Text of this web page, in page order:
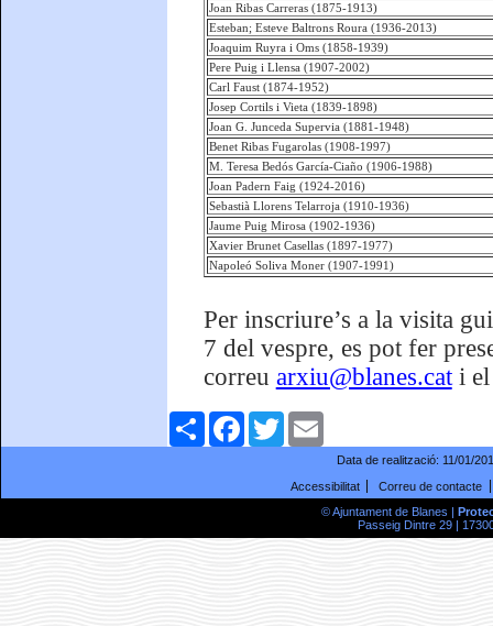
Joan Ribas Carreras (1875-1913)
Esteban; Esteve Baltrons Roura (1936-2013)
Joaquim Ruyra i Oms (1858-1939)
Pere Puig i Llensa (1907-2002)
Carl Faust (1874-1952)
Josep Cortils i Vieta (1839-1898)
Joan G. Junceda Supervia (1881-1948)
Benet Ribas Fugarolas (1908-1997)
M. Teresa Bedós García-Ciaño (1906-1988)
Joan Padern Faig (1924-2016)
Sebastià Llorens Telarroja (1910-1936)
Jaume Puig Mirosa (1902-1936)
Xavier Brunet Casellas (1897-1977)
Napoleó Soliva Moner (1907-1991)
Per inscriure’s a la visita
7 del vespre, es pot fer
correu arxiu@blanes.cati el
ComparteixFacebookTwitter
Data de realització: 11/01/
Accessibilitat
Correu de contacte
© Ajuntament de Blanes |
Passeig Dintre 29 |